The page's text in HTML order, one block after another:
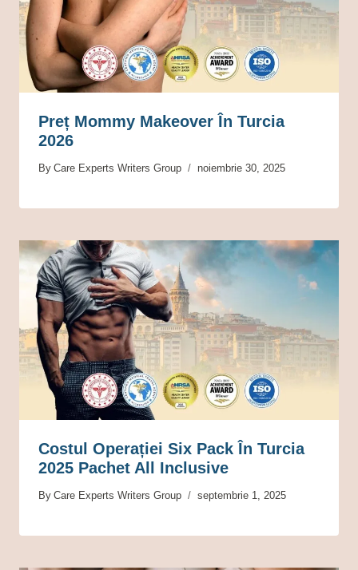
Preț Mommy Makeover În Turcia
2026
By Care Experts Writers Group noiembrie 30, 2025
Costul Operației Six Pack În Turcia
2025 Pachet All Inclusive
By Care Experts Writers Group septembrie 1, 2025